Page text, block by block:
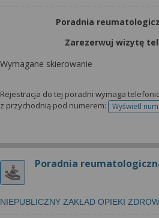
Poradnia
Zarezerwuj wizytę
Wymagane skierowanie
Rejestracja do tej poradni wymaga
z przychodnią pod numerem:
Wyświetl
Poradnia
NIEPUBLICZNY ZAKŁAD OPIEKI